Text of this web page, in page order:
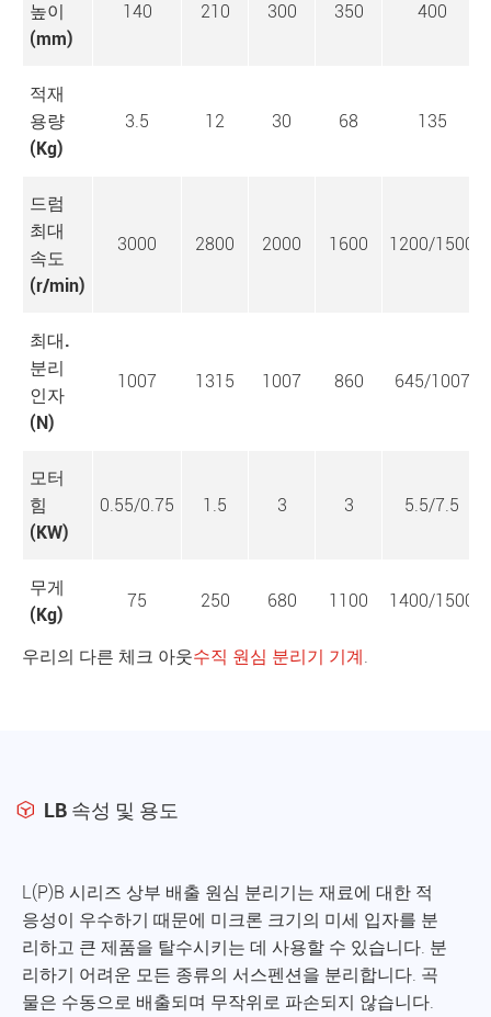
높이
(mm)
140 210 300 350 400
적재
용량
(Kg)
3.5 12 30 68 135
드럼
최대
속도
(r/min)
3000 2800 2000 1600 1200/1500
최대.
분리
인자
(N)
1007 1315 1007 860 645/1007
모터
힘
(KW)
0.55/0.75 1.5 3 3 5.5/7.5
무게
(Kg)
75 250 680 1100 1400/1500
우리의 다른 체크 아웃수직 원심 분리기 기계.
 LB 속성 및 용도
L(P)B 시리즈 상부 배출 원심 분리기는 재료에 대한 적
응성이 우수하기 때문에 미크론 크기의 미세 입자를 분
리하고 큰 제품을 탈수시키는 데 사용할 수 있습니다. 분
리하기 어려운 모든 종류의 서스펜션을 분리합니다. 곡
물은 수동으로 배출되며 무작위로 파손되지 않습니다.